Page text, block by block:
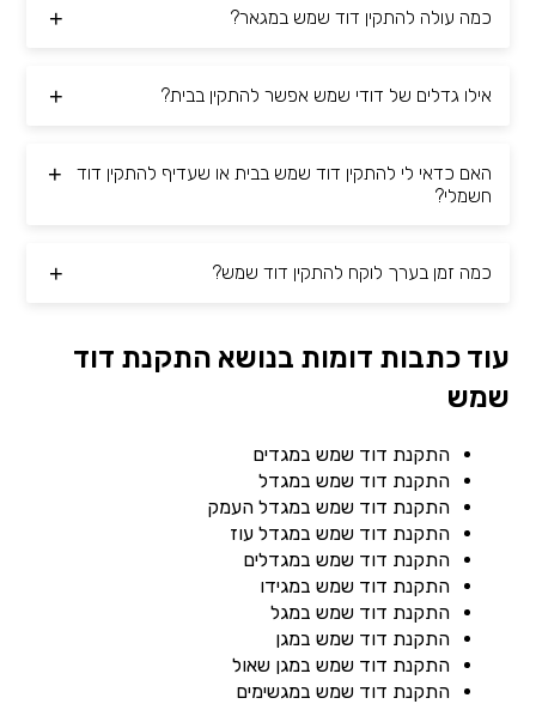
כמה עולה להתקין דוד שמש במגאר?
אילו גדלים של דודי שמש אפשר להתקין בבית?
האם כדאי לי להתקין דוד שמש בבית או שעדיף להתקין דוד
חשמלי?
כמה זמן בערך לוקח להתקין דוד שמש?
עוד כתבות דומות בנושא התקנת דוד
שמש
התקנת דוד שמש במגדים
התקנת דוד שמש במגדל
התקנת דוד שמש במגדל העמק
התקנת דוד שמש במגדל עוז
התקנת דוד שמש במגדלים
התקנת דוד שמש במגידו
התקנת דוד שמש במגל
התקנת דוד שמש במגן
התקנת דוד שמש במגן שאול
התקנת דוד שמש במגשימים